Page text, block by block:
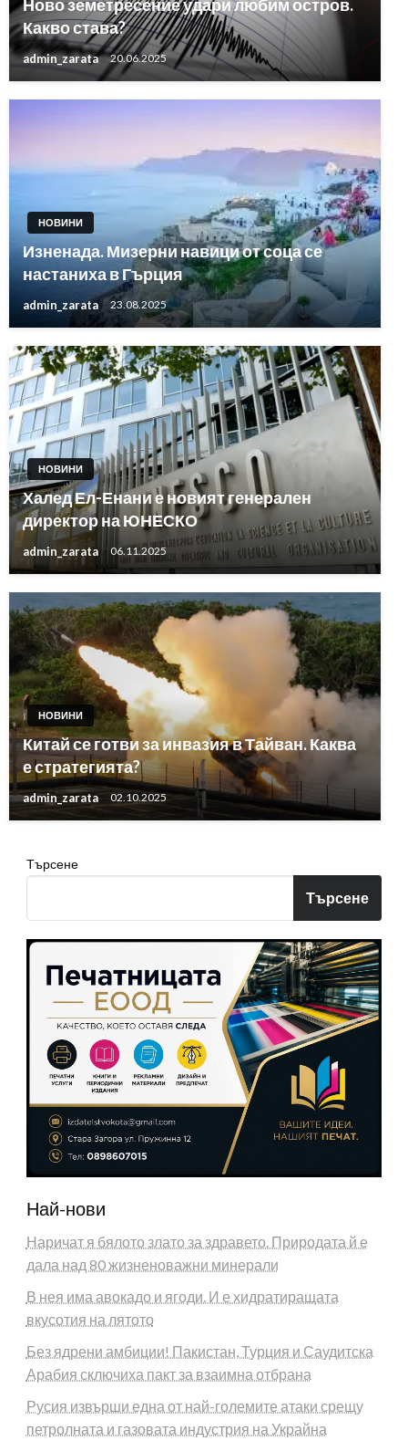
Ново земетресение удари любим остров.
Какво става?
admin_zarata 20.06.2025
НОВИНИ
Изненада. Мизерни навици от соца се
настаниха в Гърция
admin_zarata 23.08.2025
НОВИНИ
Халед Ел-Енани е новият генерален
директор на ЮНЕСКО
admin_zarata 06.11.2025
НОВИНИ
Китай се готви за инвазия в Тайван. Каква
е стратегията?
admin_zarata 02.10.2025
Търсене
Търсене
Най-нови
Наричат я бялото злато за здравето. Природата й е
дала над 80 жизненоважни минерали
В нея има авокадо и ягоди. И е хидратиращата
вкусотия на лятото
Без ядрени амбиции! Пакистан, Турция и Саудитска
Арабия сключиха пакт за взаимна отбрана
Русия извърши една от най-големите атаки срещу
петролната и газовата индустрия на Украйна